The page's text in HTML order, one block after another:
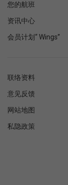
您的航班
资讯中心
会员计划“ Wings”
联络资料
意见反馈
网站地图
私隐政策